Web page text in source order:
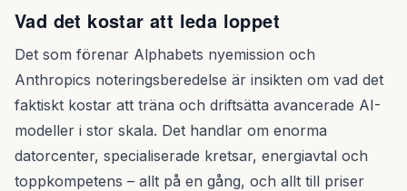
Vad det kostar att leda loppet
Det som förenar Alphabets nyemission och
Anthropics noteringsberedelse är insikten om vad det
faktiskt kostar att träna och driftsätta avancerade AI-
modeller i stor skala. Det handlar om enorma
datorcenter, specialiserade kretsar, energiavtal och
toppkompetens – allt på en gång, och allt till priser